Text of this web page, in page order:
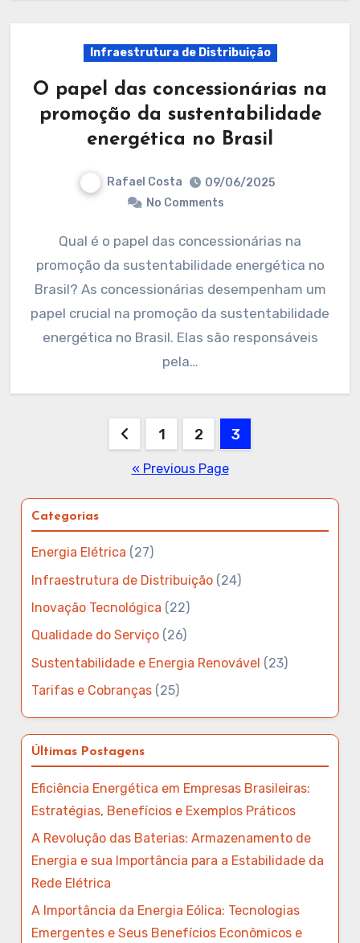
Infraestrutura de Distribuição
O papel das concessionárias na
promoção da sustentabilidade
energética no Brasil
Rafael Costa
09/06/2025
No Comments
Qual é o papel das concessionárias na
promoção da sustentabilidade energética no
Brasil? As concessionárias desempenham um
papel crucial na promoção da sustentabilidade
energética no Brasil. Elas são responsáveis
pela…
pagination
1 2 3
« Previous Page
Categorias
Energia Elétrica (27)
Infraestrutura de Distribuição (24)
Inovação Tecnológica (22)
Qualidade do Serviço (26)
Sustentabilidade e Energia Renovável (23)
Tarifas e Cobranças (25)
Últimas Postagens
Eficiência Energética em Empresas Brasileiras:
Estratégias, Benefícios e Exemplos Práticos
A Revolução das Baterias: Armazenamento de
Energia e sua Importância para a Estabilidade da
Rede Elétrica
A Importância da Energia Eólica: Tecnologias
Emergentes e Seus Benefícios Econômicos e